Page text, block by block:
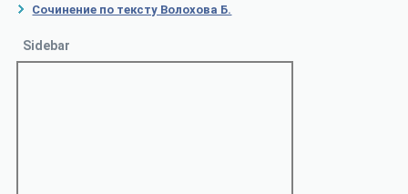
Сочинение по тексту Волохова Б.
Sidebar